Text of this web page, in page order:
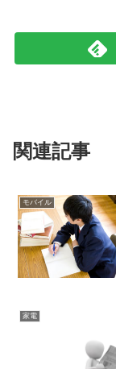
関連記事
モバイル
家電